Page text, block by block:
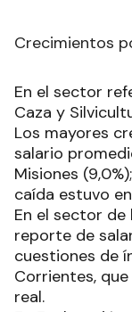
Crecimientos
En el sector
Caza y
Los mayores
salario
Misiones
caída estuvo
En el sector de
reporte de
cuestiones de
Corrientes,
real.